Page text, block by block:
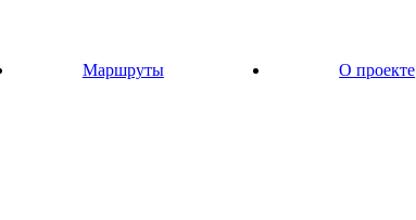
Маршруты О проекте